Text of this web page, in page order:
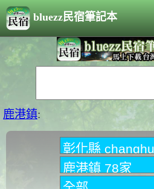
bluezz民宿筆記本
鹿港鎮: